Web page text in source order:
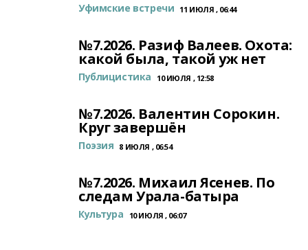
Уфимские встречи 11 ИЮЛЯ , 06:44
№7.2026. Разиф Валеев. Охота:
какой была, такой уж нет
Публицистика 10 ИЮЛЯ , 12:58
№7.2026. Валентин Сорокин.
Круг завершён
Поэзия 8 ИЮЛЯ , 06:54
№7.2026. Михаил Ясенев. По
следам Урала-батыра
Культура 10 ИЮЛЯ , 06:07